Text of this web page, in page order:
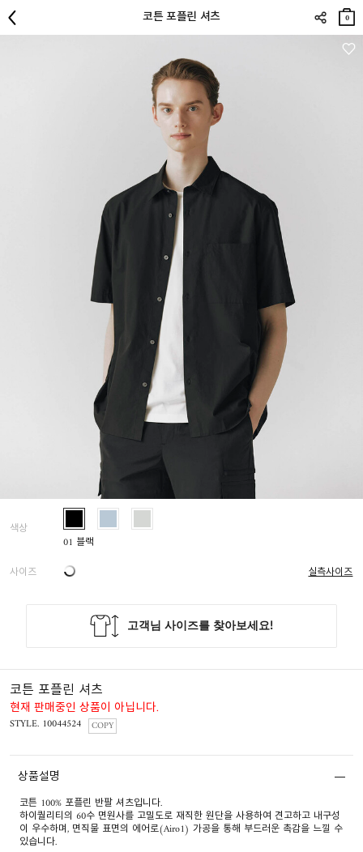
코튼 포플린 셔츠
장바
구니
0
색상
01 블랙
사이즈
실측사이즈
코튼 포플린 셔츠
현재 판매중인 상품이 아닙니다.
STYLE. 10044524 COPY
상품설명
코튼 100% 포플린 반팔 셔츠입니다.
하이퀄리티의 60수 면원사를 고밀도로 재직한 원단을 사용하여 견고하고 내구성
이 우수하며, 면직물 표면의 에어로(Airo1) 가공을 통해 부드러운 촉감을 느낄 수
있습니다.